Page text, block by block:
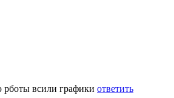
рботы всили графики ответить